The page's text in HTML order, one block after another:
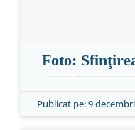
Foto:
Publicat pe: 9